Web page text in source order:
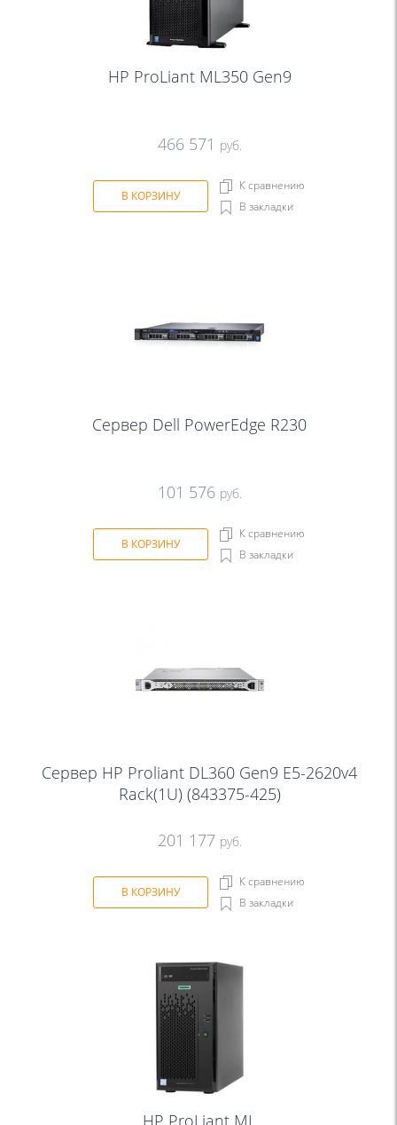
HP ProLiant ML350 Gen9
466 571 руб.
В КОРЗИНУ
К сравнению
В закладки
Сервер Dell PowerEdge R230
101 576 руб.
В КОРЗИНУ
К сравнению
В закладки
Сервер HP Proliant DL360 Gen9 E5-2620v4
Rack(1U) (843375-425)
201 177 руб.
В КОРЗИНУ
К сравнению
В закладки
HP ProLiant ML